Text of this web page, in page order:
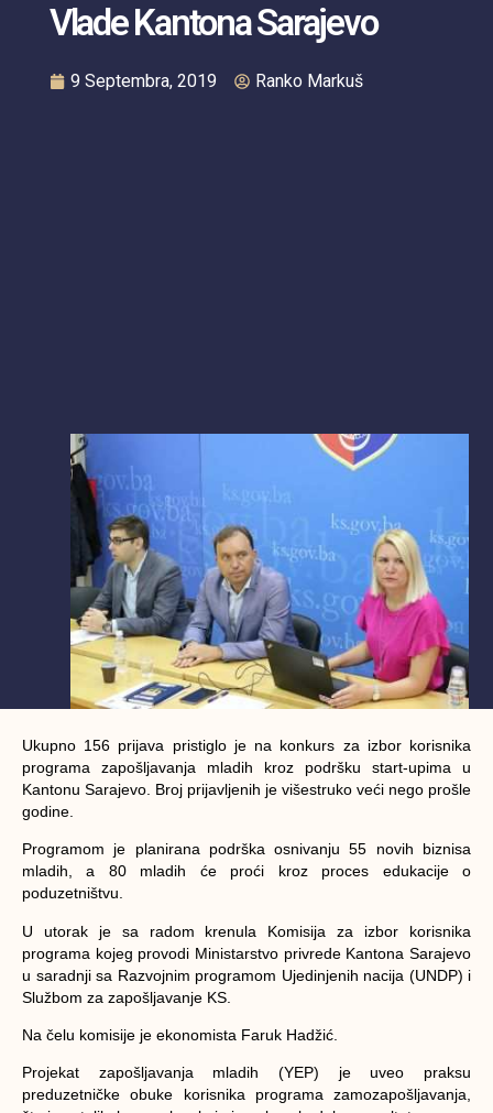
Vlade Kantona Sarajevo
9 Septembra, 2019 Ranko Markuš
Ukupno 156 prijava pristiglo je na konkurs za izbor korisnika
programa zapošljavanja mladih kroz podršku start-upima u
Kantonu Sarajevo. Broj prijavljenih je višestruko veći nego prošle
godine.
Programom je planirana podrška osnivanju 55 novih biznisa
mladih, a 80 mladih će proći kroz proces edukacije o
poduzetništvu.
U utorak je sa radom krenula Komisija za izbor korisnika
programa kojeg provodi Ministarstvo privrede Kantona Sarajevo
u saradnji sa Razvojnim programom Ujedinjenih nacija (UNDP) i
Službom za zapošljavanje KS.
Na čelu komisije je ekonomista Faruk Hadžić.
Projekat zapošljavanja mladih (YEP) je uveo praksu
preduzetničke obuke korisnika programa zamozapošljavanja,